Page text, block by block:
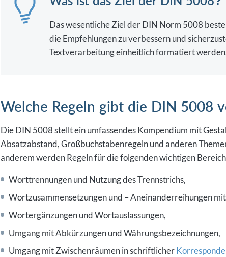
Das wesentliche Ziel der DIN Norm 5008
die Empfehlungen zu verbessern und
Textverarbeitung einheitlich formatiert
Welche Regeln gibt die DIN 5008
Die DIN 5008 stellt ein umfassendes Kompendium mit
Absatzabstand, Großbuchstabenregeln und anderen
anderem werden Regeln für die folgenden wichtigen
Worttrennungen und Nutzung des Trennstrichs,
Wortzusammensetzungen und – Aneinanderreihungen
Wortergänzungen und Wortauslassungen,
Umgang mit Abkürzungen und Währungsbezeichnungen,
Umgang mit Zwischenräumen in schriftlicher